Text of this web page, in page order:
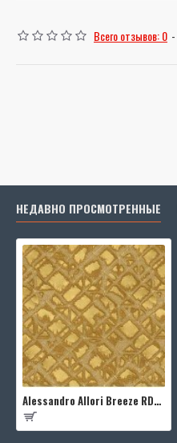
Всего отзывов: 0 -
НЕДАВНО ПРОСМОТРЕННЫЕ
Alessandro Allori Breeze RDT2202-9